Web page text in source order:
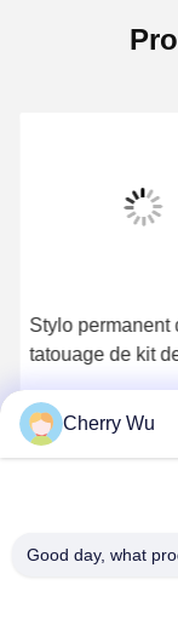
Stylo permanent
tatouage de kit
d'OEM
la lèvre d'eye-
Obtenez le
Cherry Wu
Good day, what